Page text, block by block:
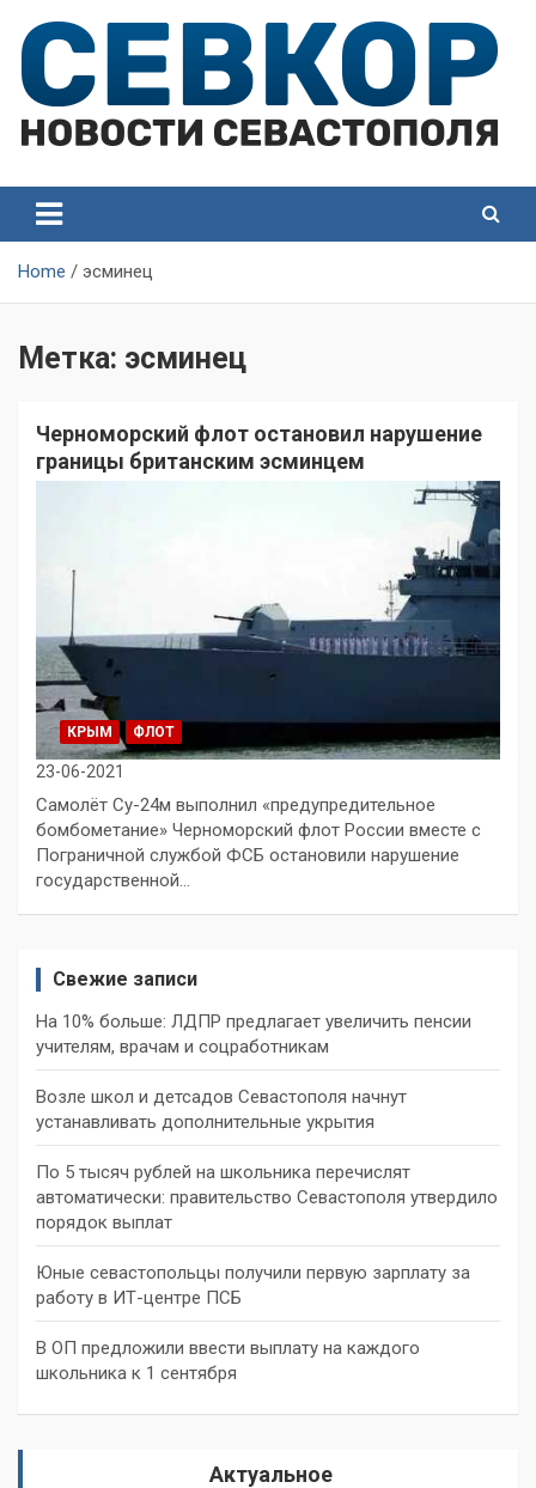
content
Севастополя
Севастополя
Home эсминец
Метка: эсминец
Черноморский флот остановил нарушение
границы британским эсминцем
КРЫМ ФЛОТ
23-06-2021
Самолёт Су-24м выполнил «предупредительное
бомбометание» Черноморский флот России вместе с
Пограничной службой ФСБ остановили нарушение
государственной…
Свежие записи
На 10% больше: ЛДПР предлагает увеличить пенсии
учителям, врачам и соцработникам
Возле школ и детсадов Севастополя начнут
устанавливать дополнительные укрытия
По 5 тысяч рублей на школьника перечислят
автоматически: правительство Севастополя утвердило
порядок выплат
Юные севастопольцы получили первую зарплату за
работу в ИТ-центре ПСБ
В ОП предложили ввести выплату на каждого
школьника к 1 сентября
Актуальное